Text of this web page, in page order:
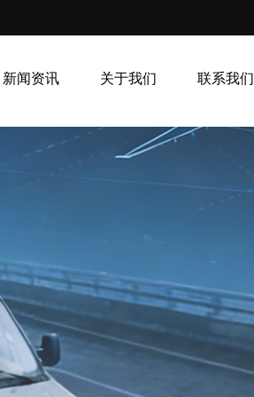
新闻资讯 关于我们 联系我们